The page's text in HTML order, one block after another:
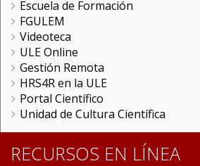
Escuela de Formación
FGULEM
Videoteca
ULE Online
Gestión Remota
HRS4R en la ULE
Portal Científico
Unidad de Cultura Científica
RECURSOS EN LÍNEA